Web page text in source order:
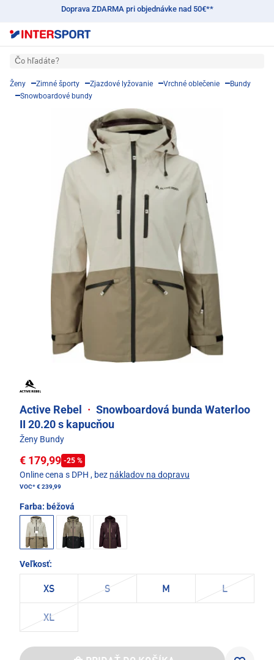
Doprava ZDARMA pri objednávke nad 50€**
Čo hľadáte?
Ženy Zimné športy Zjazdové lyžovanie Vrchné oblečenie
Bundy
Snowboardové bundy
Active Rebel · Snowboardová bunda Waterloo
II 20.20 s kapucňou
Ženy Bundy
€ 179,99 -25 %
Online cena s DPH , bez nákladov na dopravu
VOC*€ 239,99
Farba: béžová
Veľkosť:
XS S M L
XL